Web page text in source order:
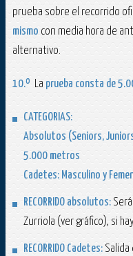
prueba sobre el recorrido
mismo con media hora de
alternativo.
10.º La prueba consta de
CATEGORIAS:
Absolutos (Seniors,
5.000 metros
Cadetes: Masculino y
RECORRIDO absolutos:
Zurriola (ver gráfico), si
RECORRIDO Cadetes: Salida